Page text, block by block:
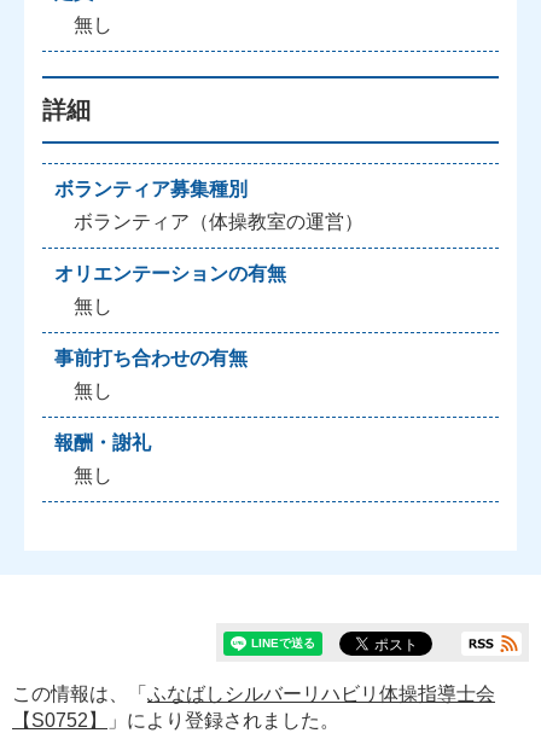
無し
詳細
ボランティア募集種別
ボランティア（体操教室の運営）
オリエンテーションの有無
無し
事前打ち合わせの有無
無し
報酬・謝礼
無し
この情報は、「 ふなばしシルバーリハビリ体操指導士会
【S0752】
」により登録されました。